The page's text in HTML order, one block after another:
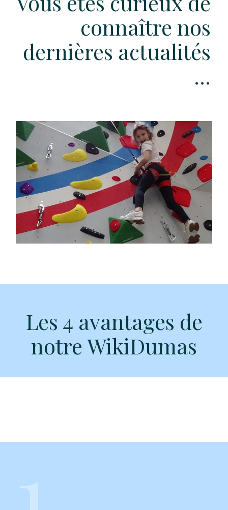
connaître nos
dernières actualités
...
Les 4 avantages de
notre WikiDumas